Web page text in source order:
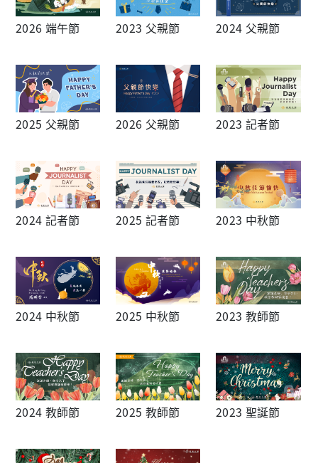
2026 端午節 2023 父親節 2024 父親節
2025 父親節 2026 父親節 2023 記者節
2024 記者節 2025 記者節 2023 中秋節
2024 中秋節 2025 中秋節 2023 教師節
2024 教師節 2025 教師節 2023 聖誕節